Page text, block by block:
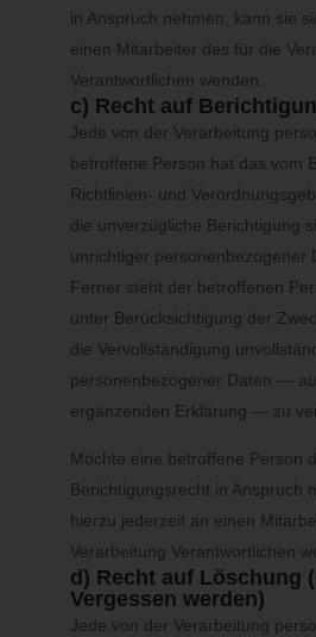
in Anspruch nehmen, kann sie
einen Mitarbeiter des für die
Verantwortlichen wenden.
c) Recht auf
Jede von der Verarbeitung
betroffene Person hat das vom
Richtlinien- und
die unverzügliche Berichtigung
unrichtiger personenbezogener
Ferner steht der betroffenen
unter Berücksichtigung der
die Vervollständigung
personenbezogener Daten —
ergänzenden Erklärung — zu
Möchte eine betroffene Person
Berichtigungsrecht in Anspruch
hierzu jederzeit an einen
Verarbeitung Verantwortlichen
d) Recht auf Löschung
Vergessen werden)
Jede von der Verarbeitung
personenbezogenen Daten, die
möchte, kann sie sich hierzu jederzeit
für die Verarbeitung Verantwortlichen
wird die Einschränkung der
f) Recht auf
Jede von der Verarbeitung
betroffene Person hat das vom
Verordnungsgeber gewährte Recht,
personenbezogenen Daten, welche
strukturierten, gängigen und
erhalten. Sie hat außerdem das
anderen Verantwortlichen ohne
Verantwortlichen, dem die
bereitgestellt wurden, zu übermitteln,
oder Art. 9 Abs. 2 Buchstabe a DS-
gemäß Art. 6 Abs. 1 Buchstabe b DS-
die Verarbeitung nicht für die
erforderlich ist, die im öffentlichen
Ausübung öffentlicher Gewalt erfolgt,
Verantwortlichen übertragen wurde.